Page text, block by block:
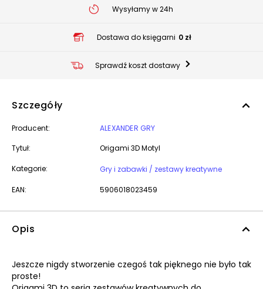
Wysyłamy w 24h
Dostawa do księgarni 0 zł
Sprawdź koszt dostawy
Szczegóły
Producent:
ALEXANDER GRY
Tytuł:
Origami 3D Motyl
Kategorie: Gry i zabawki / zestawy kreatywne
EAN: 5906018023459
Opis
Jeszcze nigdy stworzenie czegoś tak pięknego nie było tak
proste!